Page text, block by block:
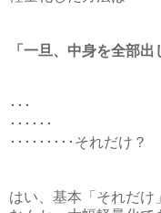
「一旦、中身を全部出
･･･
･･････
･････････それだけ？
はい、基本「それだけ